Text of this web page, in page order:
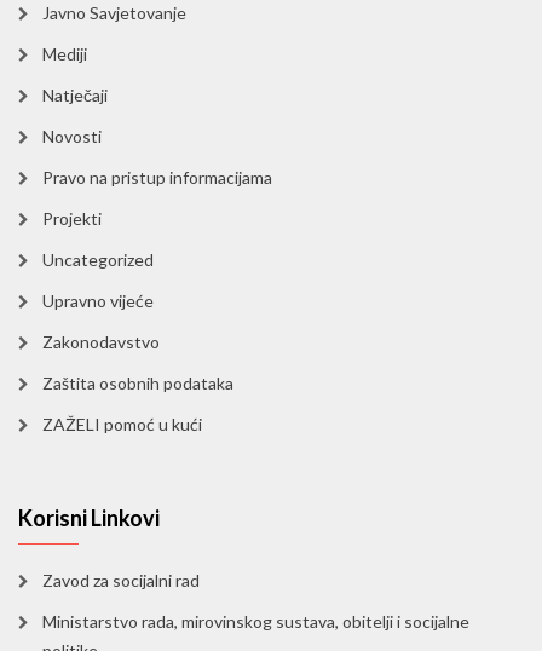
Javno Savjetovanje
Mediji
Natječaji
Novosti
Pravo na pristup informacijama
Projekti
Uncategorized
Upravno vijeće
Zakonodavstvo
Zaštita osobnih podataka
ZAŽELI pomoć u kući
Korisni Linkovi
Zavod za socijalni rad
Ministarstvo rada, mirovinskog sustava, obitelji i socijalne